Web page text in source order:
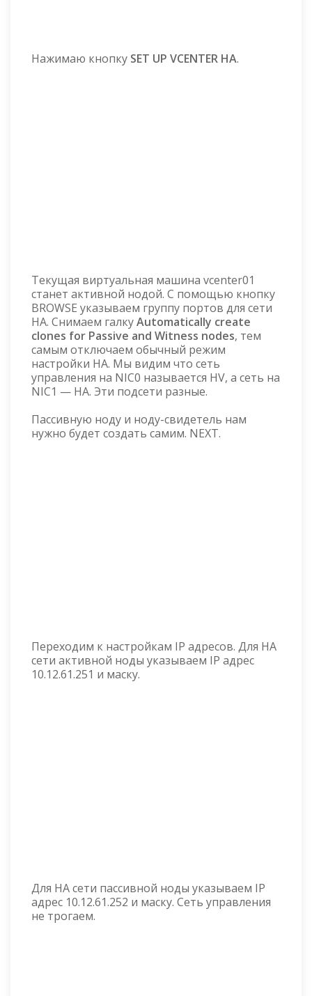
Нажимаю кнопку SET UP VCENTER HA.
Текущая виртуальная машина vcenter01
станет активной нодой. С помощью кнопку
BROWSE указываем группу портов для сети
HA. Снимаем галкуAutomatically create
clones for Passive and Witness nodes, тем
самым отключаем обычный режим
настройки HA. Мы видим что сеть
управления на NIC0 называется HV, а сеть на
NIC1 — HA. Эти подсети разные.
Пассивную ноду и ноду-свидетель нам
нужно будет создать самим. NEXT.
Переходим к настройкам IP адресов. Для HA
сети активной ноды указываем IP адрес
10.12.61.251 и маску.
Для HA сети пассивной ноды указываем IP
адрес 10.12.61.252 и маску. Сеть управления
не трогаем.